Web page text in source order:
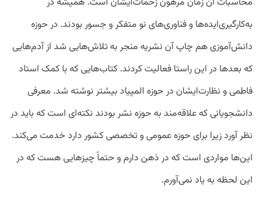
به‌کارگیری‌ایده‌ها و فناوری‌های نو متفکر و جسور بودند. در حوزه
دانش‌آموزی هم چاپ آن نشریه منجر به تلاش‌هایی شد از آدم‌هایی
که بعد‌ها در این راستا فعالیت کردند. کتاب‌هایی که با کمک استاد
فاطمی و نظارت‌ایشان در حوزه المپیاد بیشتر نوشته شد. معرفی
دانشجویانی که علاقه‌مند به حوزه نشر بودند نکته‌ای است که باید در
نظر آورد زیرا برای حوزه عمومی و تخصصی کشور دارد خدمت می‌کند.
این‌ها مواردی است که در ذهن دارم و حتماً چیز‌هایی هست که در
این لحظه به یاد نمی‌آورم.